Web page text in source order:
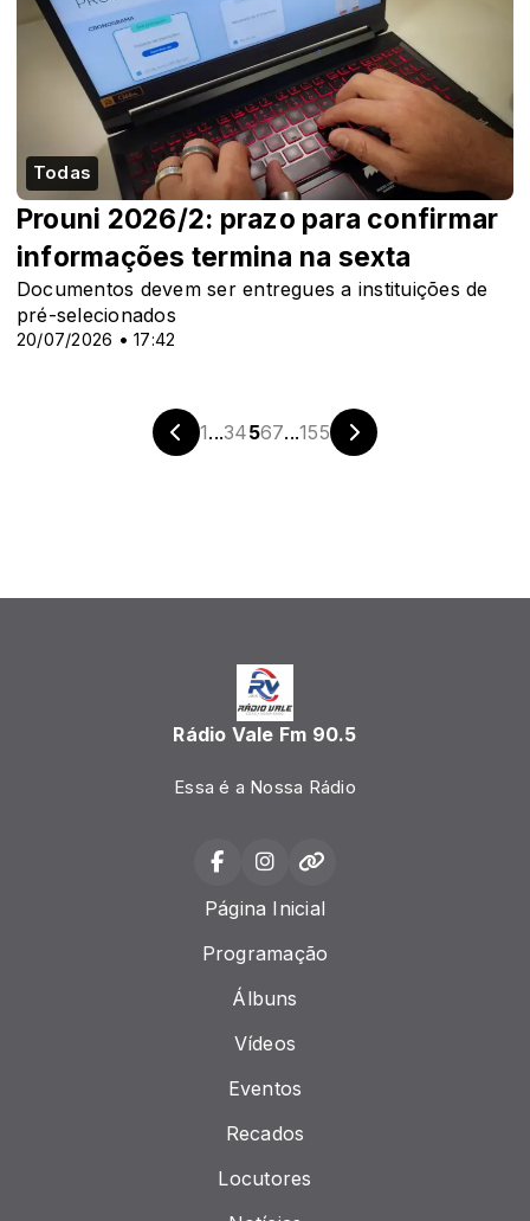
Todas
20/07/2026 • 17:42
Prouni 2026/2: prazo para confirmar
informações termina na sexta
Documentos devem ser entregues a instituições de
pré-selecionados
1...34567...155
Rádio Vale Fm 90.5
Essa é a Nossa Rádio
Página Inicial
Programação
Álbuns
Vídeos
Eventos
Recados
Locutores